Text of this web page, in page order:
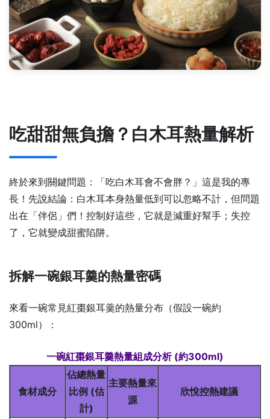
吃甜甜無負擔？白木耳熱量解析
終於來到關鍵問題：「吃白木耳會不會胖？」這是我的專
長！先說結論：白木耳本身熱量低到可以忽略不計，但問題
出在「伴侶」們！控制好這些，它就是減重好幫手；失控
了，它就變成甜蜜陷阱。
拆解一碗銀耳羹的熱量密碼
來看一碗常見紅棗銀耳羹的熱量分布（假設一碗約
300ml）：
一碗紅棗銀耳羹熱量組成分析 (約300ml)
食材成分
佔總熱量
比例 (估
計)
主要熱量來
源
欣悅控熱建議